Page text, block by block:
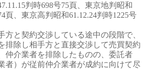
判時698号75頁、東京地判昭和
頁、東京高判昭和61.12.24判時1225号
方と契約交渉している途中の段階で、
排除し相手方と直接交渉して売買契約
仲介業者を排除したものの、委託者
者）が従前仲介業者が成約に向けて尽